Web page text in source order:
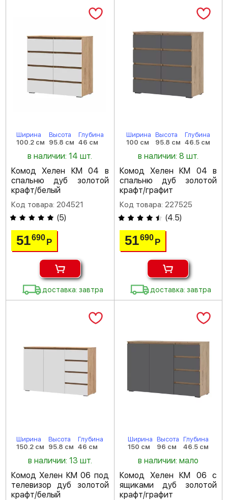
Ширина
100.2 см
Высота
95.8 см
Глубина
46 см
в наличии: 14 шт.
Комод Хелен КМ 04 в
спальню дуб золотой
крафт/белый
Код товара: 204521
(5)
51690Р
доставка: завтра
Ширина
100 см
Высота
95.8 см
Глубина
46.5 см
в наличии: 8 шт.
Комод Хелен КМ 04 в
спальню дуб золотой
крафт/графит
Код товара: 227525
(4.5)
51690 Р
доставка: завтра
Ширина
150.2 см
Высота
95.8 см
Глубина
46 см
в наличии: 13 шт.
Комод Хелен КМ 06 под
телевизор дуб золотой
крафт/белый
Ширина
150 см
Высота
96 см
Глубина
46.5 см
в наличии: мало
Комод Хелен КМ 06 с
ящиками дуб золотой
крафт/графит